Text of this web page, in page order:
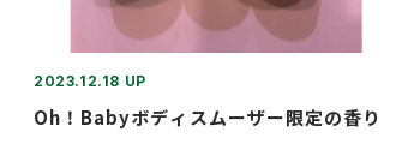
2023.12.18 UP
Oh！Babyボディスムーザー限定の香り